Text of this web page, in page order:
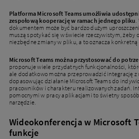
Platforma Microsoft Teams umożliwia
zespołową kooperację w ramach jednego pliku
dokumentem może być bardzo dużym
muszą spotykać się w świecie rzeczywistym, żeby
niezbędne zmiany w pliku, a to oznacza konkretną
Microsoft Teams można przystosować do
proponuje wiele przydatnych funkcjonalności,
ale dodatkowo można przeprowadzić integrację
dopasowując działanie Microsoft Teams do
pracowników i charakteru realizowanych zadań.
pomocnymi w pracy aplikacjami to świetny
narzędzie.
Wideokonferencja w Microsoft
funkcje